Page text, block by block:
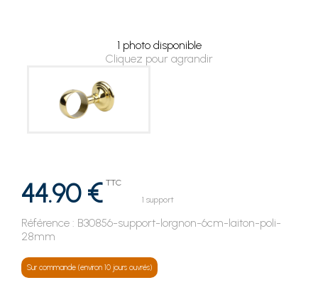
1 photo disponible
Cliquez pour agrandir
44.90 € TTC
1 support
Référence : B30856-support-lorgnon-6cm-laiton-poli-
28mm
Sur commande (environ 10 jours ouvrés)